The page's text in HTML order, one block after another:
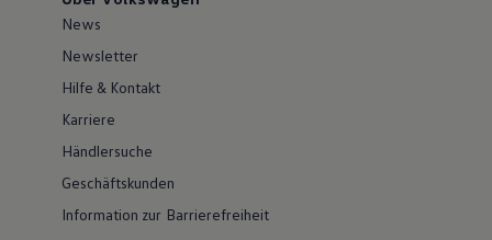
News
Newsletter
Hilfe & Kontakt
Karriere
Händlersuche
Geschäftskunden
Information zur Barrierefreiheit